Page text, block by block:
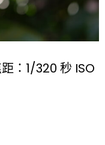
：1/320 秒 ISO